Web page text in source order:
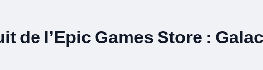
de l’Epic Games Store :